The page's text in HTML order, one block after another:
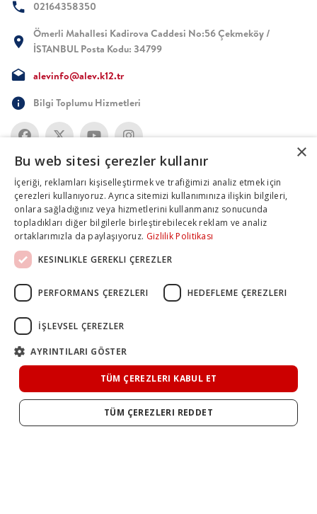
02164358350
Ömerli Mahallesi Kadirova Caddesi No:56 Çekmeköy /
İSTANBUL Posta Kodu: 34799
alevinfo@alev.k12.tr
Bilgi Toplumu Hizmetleri
×
Bu web sitesi çerezler kullanır
İçeriği, reklamları kişiselleştirmek ve trafiğimizi analiz etmek için
çerezleri kullanıyoruz. Ayrıca sitemizi kullanımınıza ilişkin bilgileri,
onlara sağladığınız veya hizmetlerini kullanmanız sonucunda
topladıkları diğer bilgilerle birleştirebilecek reklam ve analiz
ortaklarımızla da paylaşıyoruz. Gizlilik Politikası
KESINLIKLE GEREKLI ÇEREZLER
PERFORMANS ÇEREZLERI HEDEFLEME ÇEREZLERI
İŞLEVSEL ÇEREZLER
AYRINTILARI GÖSTER
TÜM ÇEREZLERI KABUL ET
TÜM ÇEREZLERI REDDET